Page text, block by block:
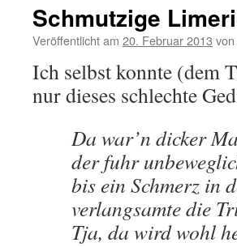
Schmutzige
Veröffentlicht am 20. Februar 2013 von
Ich selbst konnte (dem
nur dieses schlechte
Da war’n dicker
der fuhr
bis ein Schmerz in
verlangsamte die
Tja, da wird wohl